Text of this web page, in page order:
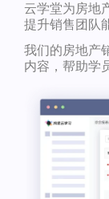
云学堂为房地
提升销售团队
我们的房地产
内容，帮助学